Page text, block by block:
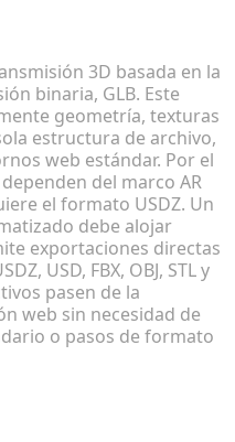
3D basada en la
binaria, GLB. Este
geometría, texturas
estructura de archivo,
web estándar. Por el
del marco AR
el formato USDZ. Un
debe alojar
exportaciones directas
USD, FBX, OBJ, STL y
pasen de la
web sin necesidad de
o pasos de formato